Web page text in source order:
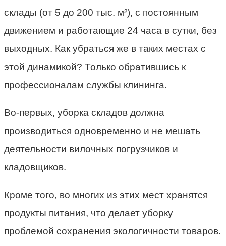
склады (от 5 до 200 тыс. м²), с постоянным
движением и работающие 24 часа в сутки, без
выходных. Как убраться же в таких местах с
этой динамикой? Только обратившись к
профессионалам службы клининга.
Во-первых, уборка складов должна
производиться одновременно и не мешать
деятельности вилочных погрузчиков и
кладовщиков.
Кроме того, во многих из этих мест хранятся
продукты питания, что делает уборку
проблемой сохранения экологичности товаров.